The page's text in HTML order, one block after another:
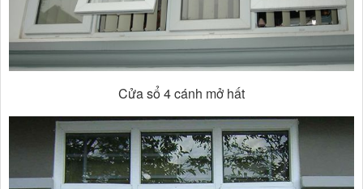
Cửa sổ 4 cánh mở hất